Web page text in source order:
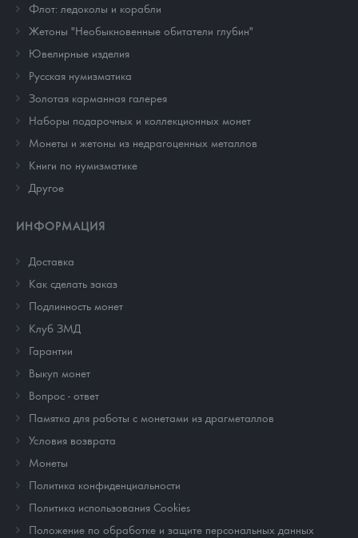
Флот: ледоколы и корабли
Жетоны "Необыкновенные обитатели глубин"
Ювелирные изделия
Русская нумизматика
Золотая карманная галерея
Наборы подарочных и коллекционных монет
Монеты и жетоны из недрагоценных металлов
Книги по нумизматике
Другое
ИНФОРМАЦИЯ
Доставка
Как сделать заказ
Подлинность монет
Клуб ЗМД
Гарантии
Выкуп монет
Вопрос - ответ
Памятка для работы с монетами из драгметаллов
Условия возврата
Монеты
Политика конфиденциальности
Политика использования Cookies
Положение по обработке и защите персональных данных